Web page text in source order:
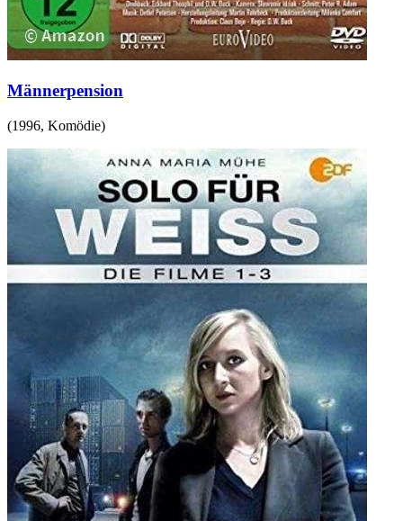
Männerpension
(1996, Komödie)